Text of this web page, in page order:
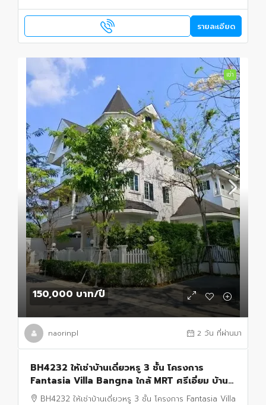
รายละเอียด
เช่า
150,000 บาท/ปี
naorinpl 2 วัน ที่ผ่านมา
BH4232 ให้เช่าบ้านเดี่ยวหรู 3 ชั้น โครงการ
Fantasia Villa Bangna ใกล้ MRT ศรีเอี่ยม บ้าน
พร้อมอยู่
BH4232 ให้เช่าบ้านเดี่ยวหรู 3 ชั้น โครงการ Fantasia Villa